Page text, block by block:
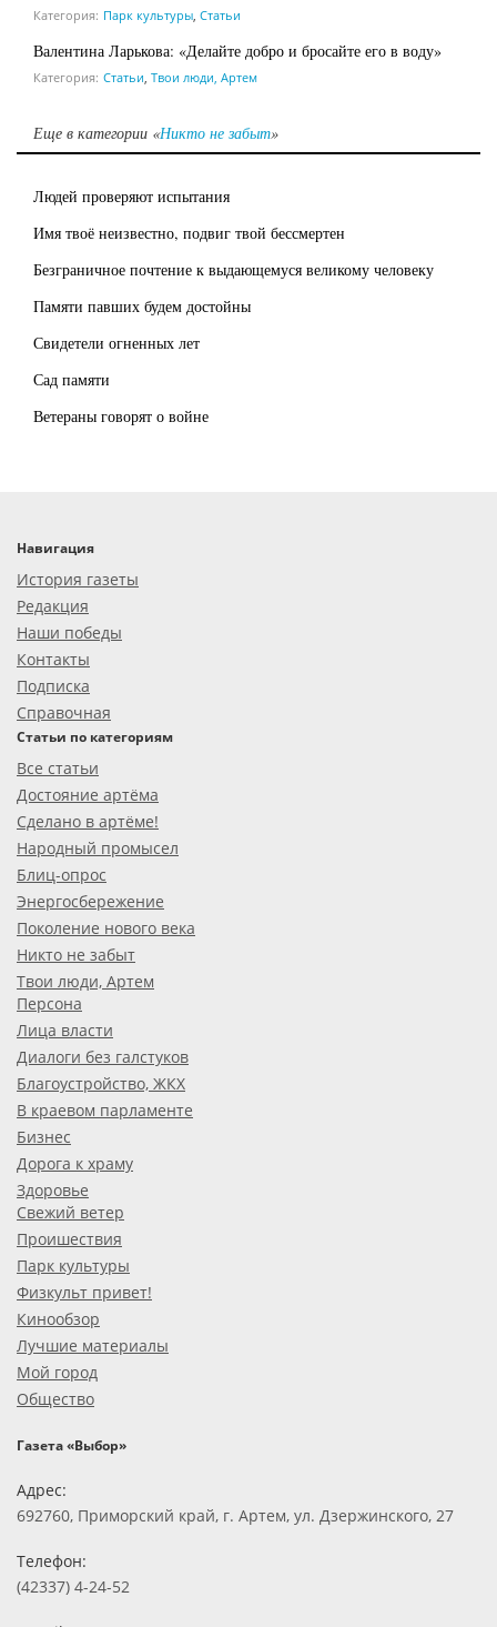
Категория: Парк культуры Статьи
Валентина Ларькова: «Делайте добро и бросайте его в воду»
Категория: Статьи Твои люди, Артем
Еще в категории «Никто не забыт»
Людей проверяют испытания
Имя твоё неизвестно, подвиг твой бессмертен
Безграничное почтение к выдающемуся великому человеку
Памяти павших будем достойны
Свидетели огненных лет
Сад памяти
Ветераны говорят о войне
Навигация
История газеты
Редакция
Наши победы
Контакты
Подписка
Справочная
Статьи по категориям
Все статьи
Достояние артёма
Сделано в артёме!
Народный промысел
Блиц-опрос
Энергосбережение
Поколение нового века
Никто не забыт
Твои люди, Артем
Персона
Лица власти
Диалоги без галстуков
Благоустройство, ЖКХ
В краевом парламенте
Бизнес
Дорога к храму
Здоровье
Свежий ветер
Проишествия
Парк культуры
Физкульт привет!
Кинообзор
Лучшие материалы
Мой город
Общество
Газета «Выбор»
Адрес:
692760, Приморский край, г. Артем, ул. Дзержинского, 27
Телефон:
(42337) 4-24-52